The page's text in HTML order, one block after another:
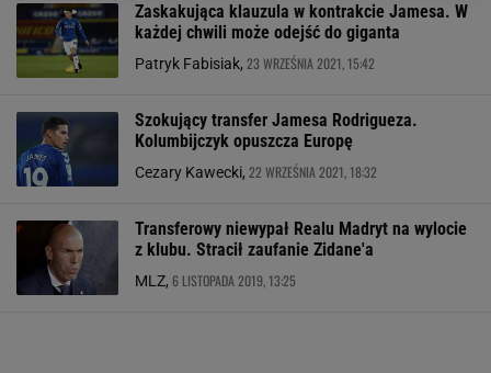
Zaskakująca klauzula w kontrakcie Jamesa. W
każdej chwili może odejść do giganta
Patryk Fabisiak, 23 WRZEŚNIA 2021, 15:42
Szokujący transfer Jamesa Rodrigueza.
Kolumbijczyk opuszcza Europę
Cezary Kawecki, 22 WRZEŚNIA 2021, 18:32
Transferowy niewypał Realu Madryt na wylocie
z klubu. Stracił zaufanie Zidane'a
MLZ, 6 LISTOPADA 2019, 13:25